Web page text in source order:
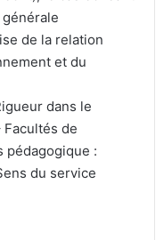
de la relation
et du
dans le
de
pédagogique :
du service